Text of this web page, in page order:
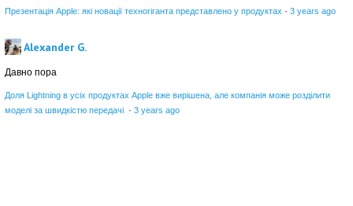
Презентація Apple: які новації техногіганта представлено у продуктах · 3 years ago
Alexander G.
Давно пора
Доля Lightning в усіх продуктах Apple вже вирішена, але компанія може розділити
моделі за швидкістю передачі · 3 years ago